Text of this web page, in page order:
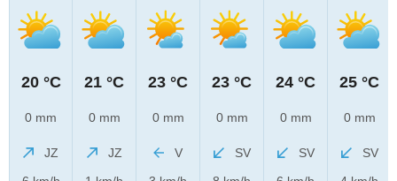
20 °C
0 mm
JZ
21 °C
0 mm
JZ
23 °C
0 mm
V
23 °C
0 mm
SV
24 °C
0 mm
SV
25 °C
0 mm
SV